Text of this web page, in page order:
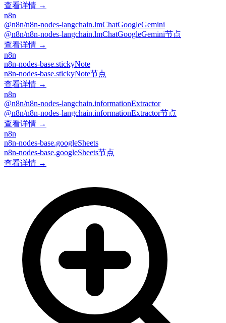
查看详情 →
n8n
@n8n/n8n-nodes-langchain.lmChatGoogleGemini
@n8n/n8n-nodes-langchain.lmChatGoogleGemini节点
查看详情 →
n8n
n8n-nodes-base.stickyNote
n8n-nodes-base.stickyNote节点
查看详情 →
n8n
@n8n/n8n-nodes-langchain.informationExtractor
@n8n/n8n-nodes-langchain.informationExtractor节点
查看详情 →
n8n
n8n-nodes-base.googleSheets
n8n-nodes-base.googleSheets节点
查看详情 →